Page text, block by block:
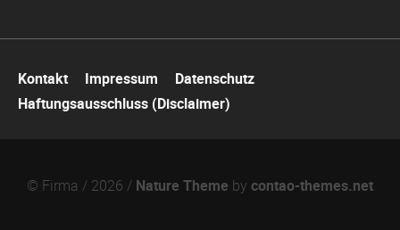
überspringen
Kontakt Impressum
Datenschutz
Haftungsausschluss (Disclaimer)
© Firma / 2026 / Nature Theme by contao-themes.net